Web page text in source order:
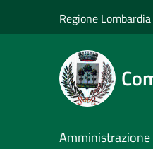
Regione Lombardia
Amministrazione